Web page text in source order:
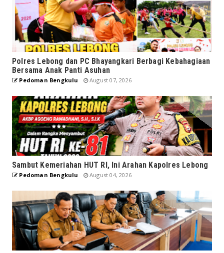
Polres Lebong dan PC Bhayangkari Berbagi Kebahagiaan
Bersama Anak Panti Asuhan
Pedoman Bengkulu August 07, 2026
Sambut Kemeriahan HUT RI, Ini Arahan Kapolres Lebong
Pedoman Bengkulu August 04, 2026